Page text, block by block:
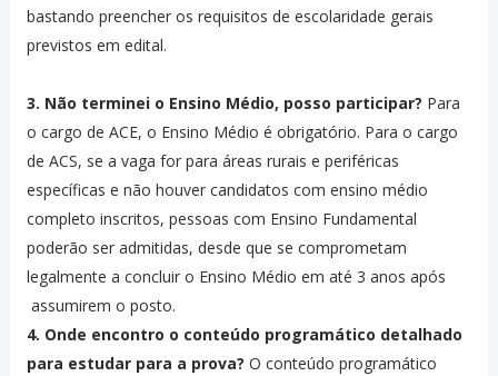
bastando preencher os requisitos de escolaridade gerais
previstos em edital.
3. Não terminei o Ensino Médio, posso participar? Para
o cargo de ACE, o Ensino Médio é obrigatório. Para o cargo
de ACS, se a vaga for para áreas rurais e periféricas
específicas e não houver candidatos com ensino médio
completo inscritos, pessoas com Ensino Fundamental
poderão ser admitidas, desde que se comprometam
legalmente a concluir o Ensino Médio em até 3 anos após
assumirem o posto.
4. Onde encontro o conteúdo programático detalhado
para estudar para a prova? O conteúdo programático